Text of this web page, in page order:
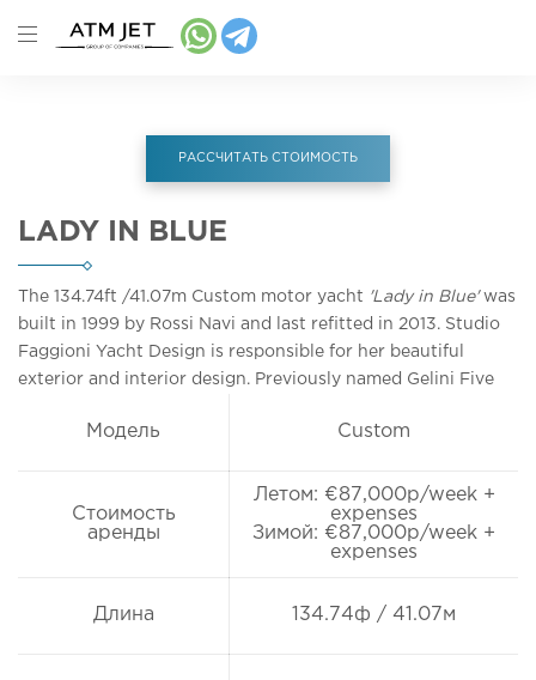
РАССЧИТАТЬ СТОИМОСТЬ
LADY IN BLUE
The 134.74ft /41.07m Custom motor yacht 'Lady in Blue'was
built in 1999 by Rossi Navi and last refitted in 2013. Studio
Faggioni Yacht Design is responsible for her beautiful
exterior and interior design. Previously named Gelini Five
Модель Custom
Стоимость
аренды
Летом: €87,000p/week +
expenses
Зимой: €87,000p/week +
expenses
Длина 134.74ф / 41.07м